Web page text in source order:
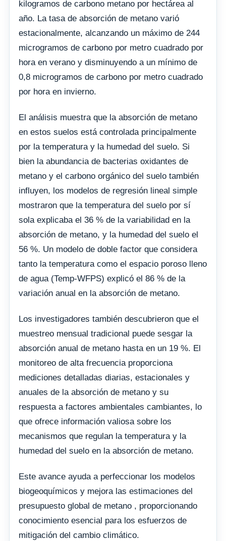
kilogramos de carbono metano por hectárea al
año. La tasa de absorción de metano varió
estacionalmente, alcanzando un máximo de 244
microgramos de carbono por metro cuadrado por
hora en verano y disminuyendo a un mínimo de
0,8 microgramos de carbono por metro cuadrado
por hora en invierno.
El análisis muestra que la absorción de metano
en estos suelos está controlada principalmente
por la temperatura y la humedad del suelo. Si
bien la abundancia de bacterias oxidantes de
metano y el carbono orgánico del suelo también
influyen, los modelos de regresión lineal simple
mostraron que la temperatura del suelo por sí
sola explicaba el 36 % de la variabilidad en la
absorción de metano, y la humedad del suelo el
56 %. Un modelo de doble factor que considera
tanto la temperatura como el espacio poroso lleno
de agua (Temp-WFPS) explicó el 86 % de la
variación anual en la absorción de metano.
Los investigadores también descubrieron que el
muestreo mensual tradicional puede sesgar la
absorción anual de metano hasta en un 19 %. El
monitoreo de alta frecuencia proporciona
mediciones detalladas diarias, estacionales y
anuales de la absorción de metano y su
respuesta a factores ambientales cambiantes, lo
que ofrece información valiosa sobre los
mecanismos que regulan la temperatura y la
humedad del suelo en la absorción de metano.
Este avance ayuda a perfeccionar los modelos
biogeoquímicos y mejora las estimaciones del
presupuesto global de metano , proporcionando
conocimiento esencial para los esfuerzos de
mitigación del cambio climático.